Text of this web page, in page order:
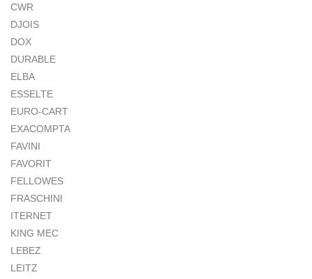
CWR
DJOIS
DOX
DURABLE
ELBA
ESSELTE
EURO-CART
EXACOMPTA
FAVINI
FAVORIT
FELLOWES
FRASCHINI
ITERNET
KING MEC
LEBEZ
LEITZ